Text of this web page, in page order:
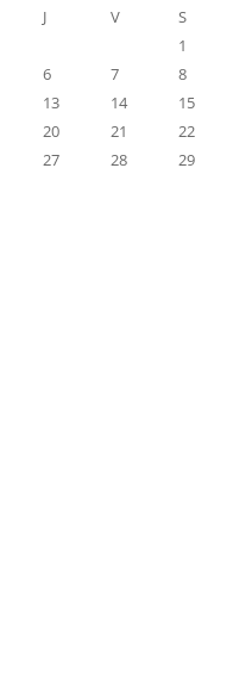
J V S
1
6 7 8
13 14 15
20 21 22
27 28 29